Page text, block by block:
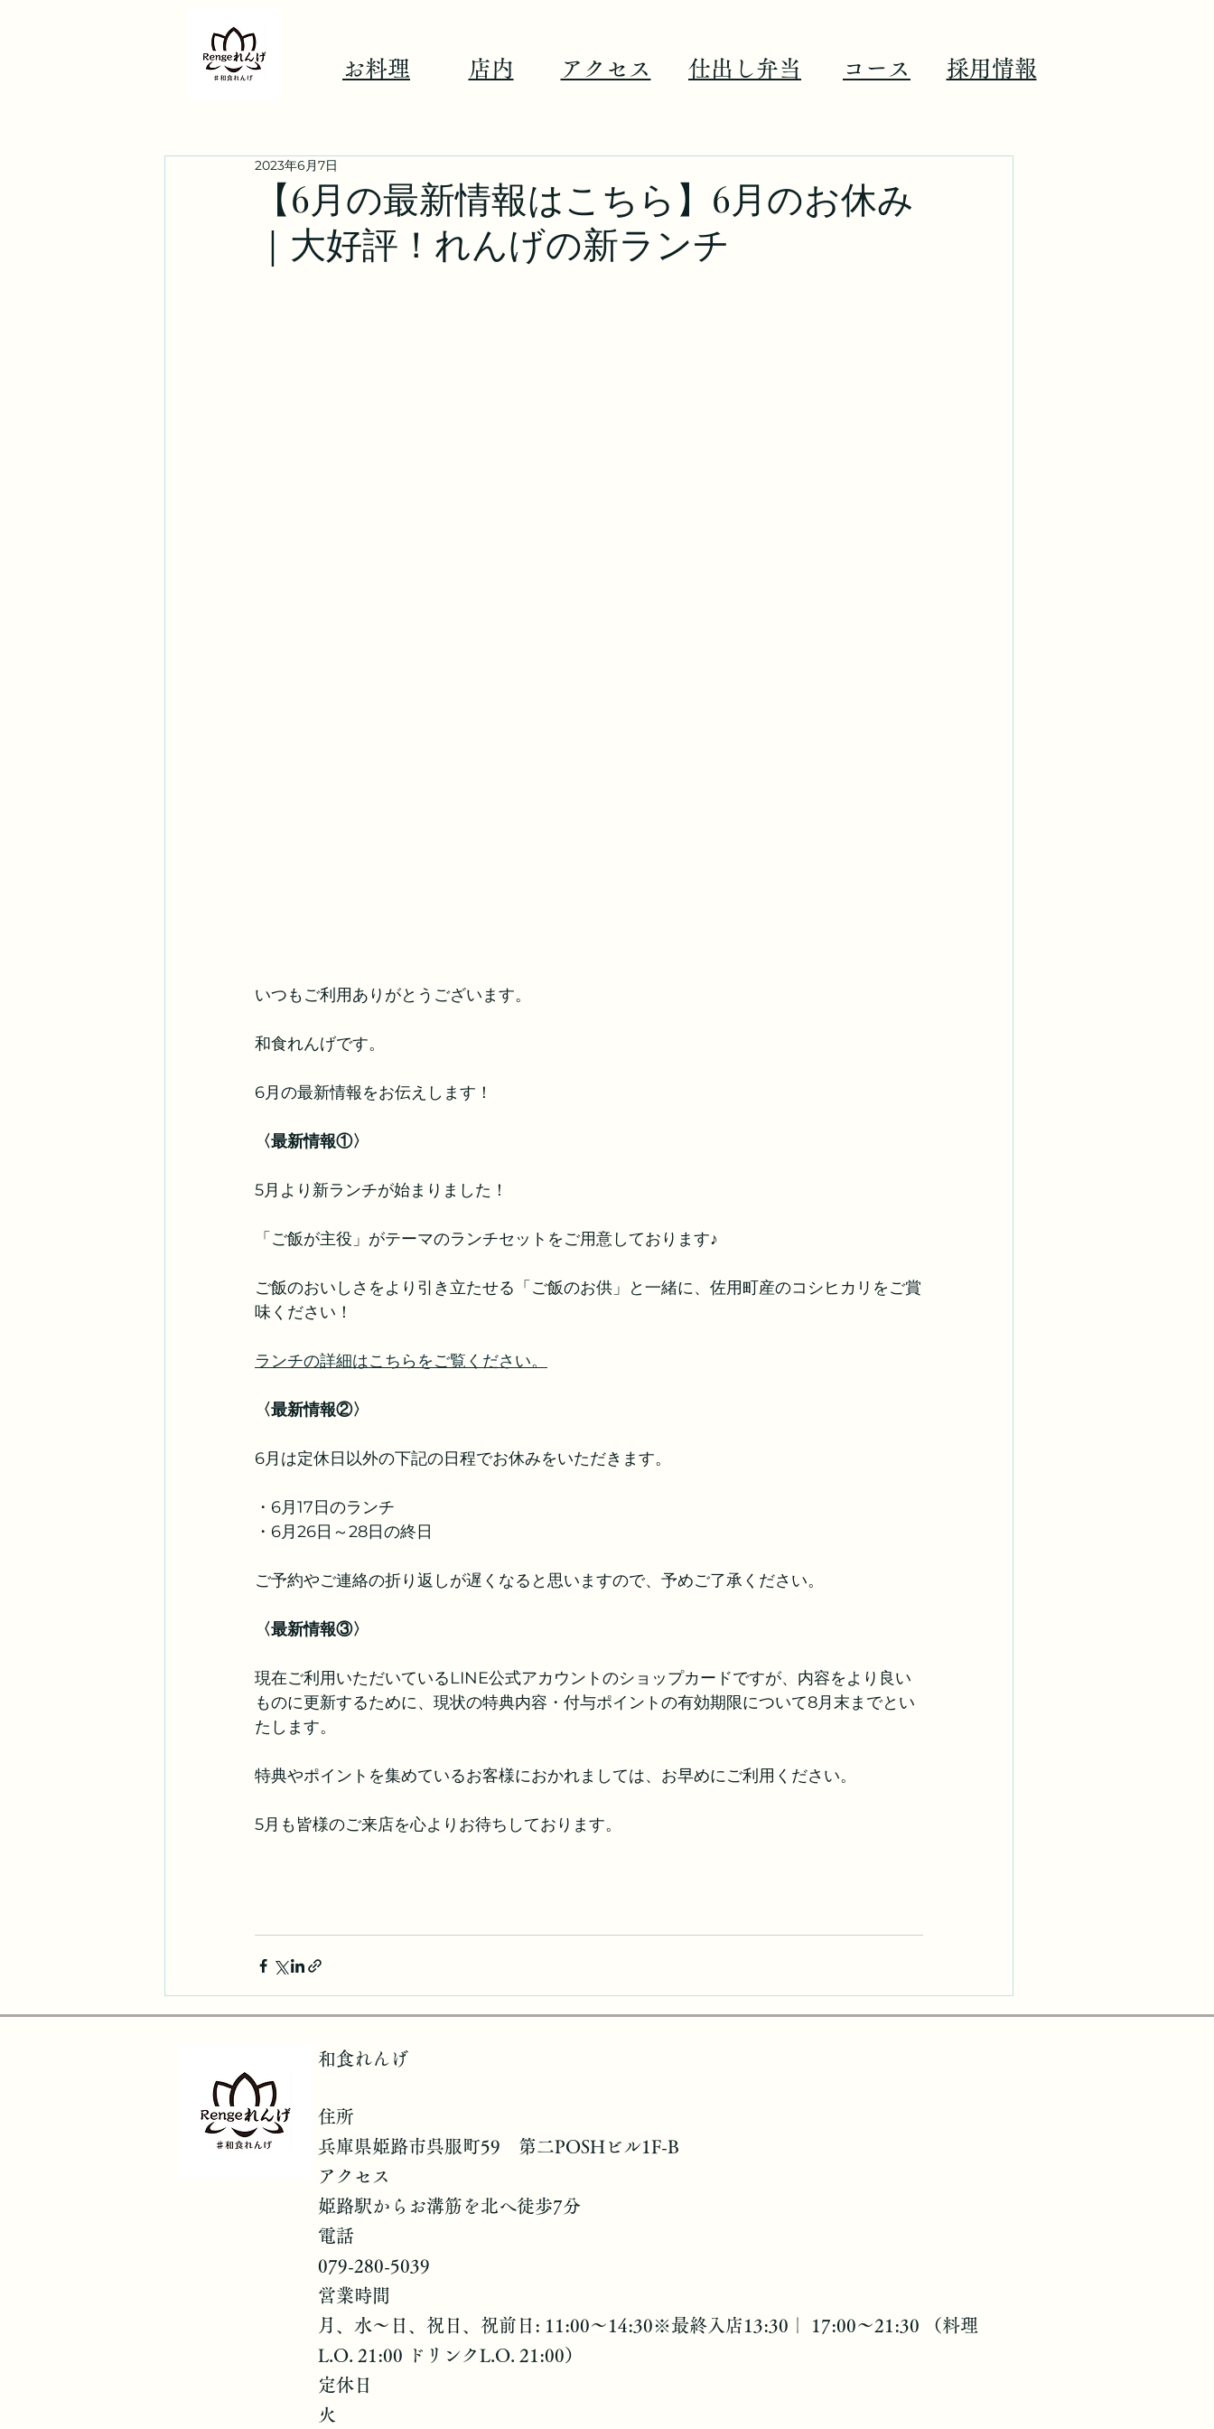
​お料理 店内 アクセス 仕出し弁当 コース ​採用情報
【6月の最新情報はこちら】6月のお休み
｜大好評！れんげの新ランチ
2023年6月7日
いつもご利用ありがとうございます。
和食れんげです。
6月の最新情報をお伝えします！
〈最新情報①〉
5月より新ランチが始まりました！
「ご飯が主役」がテーマのランチセットをご用意しております♪
ご飯のおいしさをより引き立たせる「ご飯のお供」と一緒に、佐用町産のコシヒカリをご賞
味ください！
ランチの詳細はこちらをご覧ください。
〈最新情報②〉
6月は定休日以外の下記の日程でお休みをいただきます。
・6月17日のランチ
・6月26日～28日の終日
ご予約やご連絡の折り返しが遅くなると思いますので、予めご了承ください。
〈最新情報③〉
現在ご利用いただいているLINE公式アカウントのショップカードですが、内容をより良い
ものに更新するために、現状の特典内容・付与ポイントの有効期限について8月末までとい
たします。
特典やポイントを集めているお客様におかれましては、お早めにご利用ください。
5月も皆様のご来店を心よりお待ちしております。
和食れんげ
住所
兵庫県姫路市呉服町59 第二POSHビル1F-B
アクセス
姫路駅からお溝筋を北へ徒歩7分
電話
079-280-5039
営業時間
月、水～日、祝日、祝前日: 11:00～14:30※最終入店13:30｜ 17:00～21:30 （料理
L.O. 21:00 ドリンクL.O. 21:00）
定休日
火